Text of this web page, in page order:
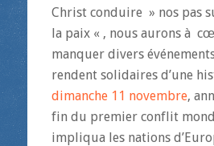
Christ conduire » nos pas
la paix « , nous aurons à
manquer divers
rendent solidaires d’une
dimanche 11 novembre,
fin du premier conflit
impliqua les nations